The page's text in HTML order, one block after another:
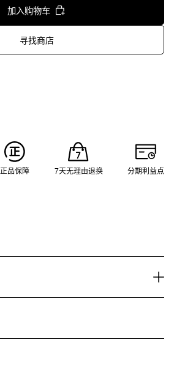
加入购物车
寻找商店
正品保障 7天无理由退换 分期利益点